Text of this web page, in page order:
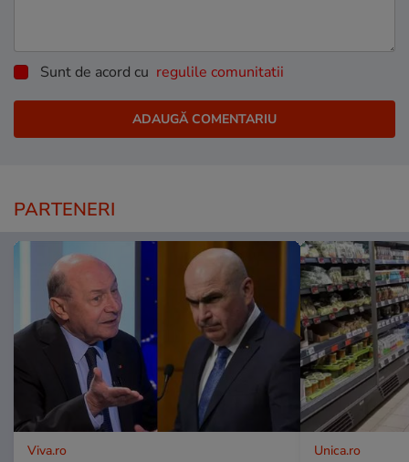
Sunt de acord cu regulile comunitatii
PARTENERI
Viva.ro Unica.ro